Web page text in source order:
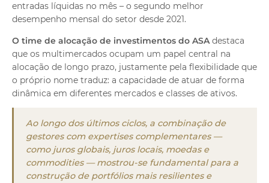
entradas líquidas no mês – o segundo melhor
desempenho mensal do setor desde 2021.
O time de alocação de investimentos do ASAdestaca
que os multimercados ocupam um papel central na
alocação de longo prazo, justamente pela flexibilidade que
o próprio nome traduz: a capacidade de atuar de forma
dinâmica em diferentes mercados e classes de ativos.
Ao longo dos últimos ciclos, a combinação de
gestores com expertises complementares —
como juros globais, juros locais, moedas e
commodities — mostrou-se fundamental para a
construção de portfólios mais resilientes e